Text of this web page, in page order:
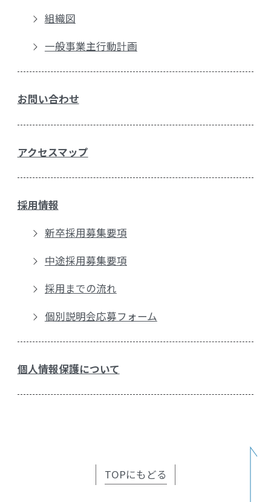
組織図
一般事業主行動計画
お問い合わせ
アクセスマップ
採用情報
新卒採用募集要項
中途採用募集要項
採用までの流れ
個別説明会応募フォーム
個人情報保護について
TOPにもどる